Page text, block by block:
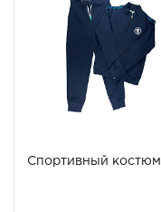
Спортивный костюм